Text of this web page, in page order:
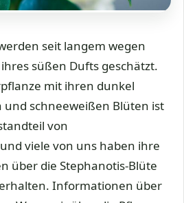
seit langem wegen
süßen Dufts geschätzt.
mit ihren dunkel
schneeweißen Blüten ist
von
viele von uns haben ihre
über die Stephanotis-Blüte
Informationen über